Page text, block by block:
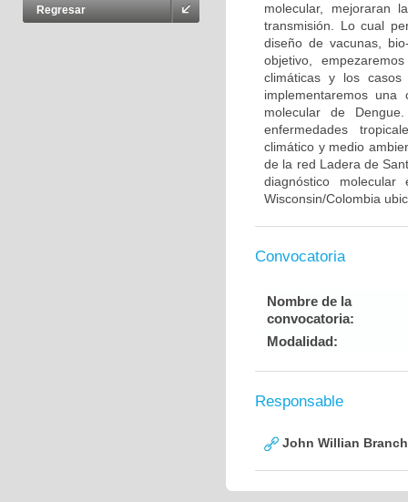
Regresar
molecular, mejoraran
transmisión. Lo cual
diseño de vacunas,
objetivo,
climáticas y los casos
implementaremos
molecular de
enfermedades
climático y medio
de la red Ladera de
diagnóstico
Wisconsin/Colombia
Convocatoria
Nombre de la
convocatoria:
Modalidad:
Responsable
John Willian